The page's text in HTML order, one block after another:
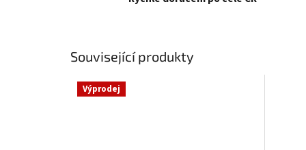
Související produkty
Výprodej